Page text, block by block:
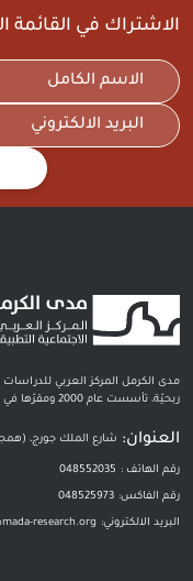
الاشتراك في القائمة
مدى الكرمل المركز العربي
ربحيّة، تأسست عام 2000 ومقرّها في مدينة حيفا.
العنوان: شارع الملك جورج، (همجينيم 90) ص.ب. 9435
رقم الهاتف : 048552035
رقم الفاكس: 048525973
البريد الالكتروني: research.org